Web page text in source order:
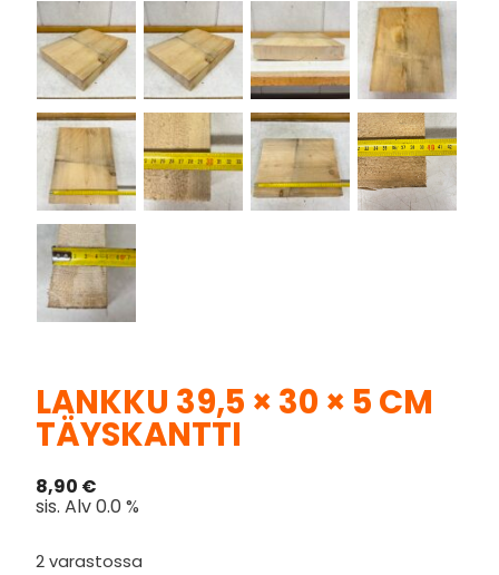
LANKKU 39,5 × 30 × 5 CM
TÄYSKANTTI
8,90 €
sis. Alv 0.0 %
2 varastossa